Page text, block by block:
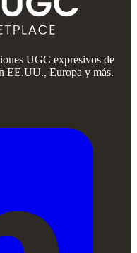
UGC expresivos de
EE.UU., Europa y más.